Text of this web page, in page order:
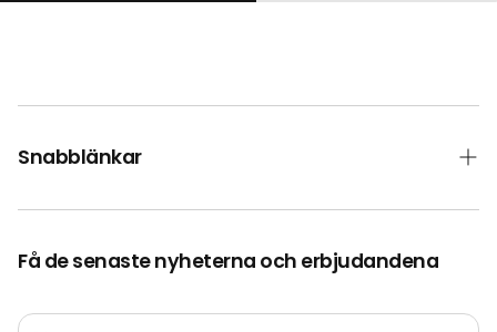
Snabblänkar
Frakt
Collab Med Oss
Få de senaste nyheterna och erbjudandena